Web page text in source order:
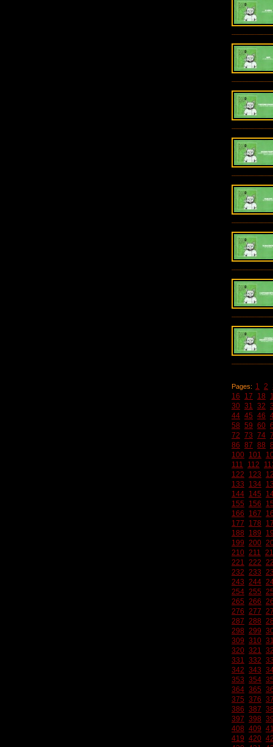
Pages: 1 2
16
17 18
30 31 32
44 45 46
58 59 60
72 73 74
86 87 88
100 101
111
112
122
123
133
134
144 145
155
156
166
167
177
178
188
189
199 200
210 211
221 222
232 233
243 244
254 255
265 266
276 277
287 288
298 299
309 310
320 321
331 332
342 343
353 354
364 365
375 376
386 387
397 398
408 409
419 420